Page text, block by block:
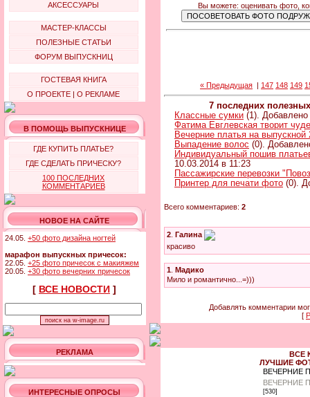
АКСЕССУАРЫ
МАСТЕР-КЛАССЫ
ПОЛЕЗНЫЕ СТАТЬИ
ФОРУМ ВЫПУСКНИЦ
ГОСТЕВАЯ КНИГА
О ПРОЕКТЕ | О РЕКЛАМЕ
В ПОМОЩЬ ВЫПУСКНИЦЕ
ГДЕ КУПИТЬ ПЛАТЬЕ?
ГДЕ СДЕЛАТЬ ПРИЧЕСКУ?
100 ПОСЛЕДНИХ
КОММЕНТАРИЕВ
НОВОЕ НА САЙТЕ
24.05. +50 фото дизайна ногтей
марафон выпускных причесок:
22.05. +25 фото причесок с макияжем
20.05. +30 фото вечерних причесок
[ ВСЕ НОВОСТИ ]
РЕКЛАМА
ИНТЕРЕСНЫЕ ОПРОСЫ
Вы можете: оценивать фото,
« Предыдущая | 147 148 149
7 последних
Классные сумки (1).
Фатима Евглевская творит
Вечерние платья на выпускной
Выпадение волос (0).
Индивидуальный пошив
10.03.2014 в 11:23
Пассажирские перевозки
Принтер для печати фото (0).
Всего комментариев: 2
2 Галина
красиво
1
Мадико
Мило и романтично...=)))
Добавлять комментарии
[
ВСЕ
ЛУЧШИЕ
ВЕЧЕРНИЕ
ВЕЧЕРНИЕ
[530]